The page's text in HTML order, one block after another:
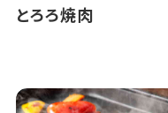
とろろ焼肉